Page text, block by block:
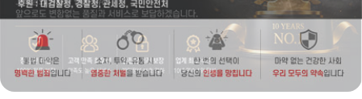
요
니
파
워
제
입금확인이 안되는 상황을 대비해 꼭 입금후 고객센터 연락바랍니다.
[2026구정 연휴]설 연휴 배송 및 휴무 안내